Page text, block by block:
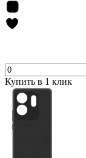
Купить в 1 клик